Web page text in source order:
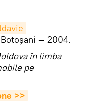
— 2004.
în limba
pe
>>